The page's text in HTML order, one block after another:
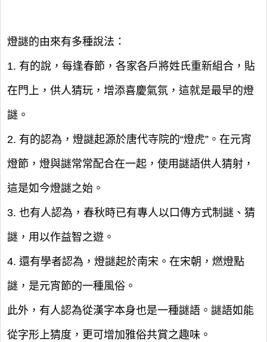
燈謎的由來有多種說法：
1. 有的說，每逢春節，各家各戶將姓氏重新組合，貼
在門上，供人猜玩，增添喜慶氣氛，這就是最早的燈
謎。
2. 有的認為，燈謎起源於唐代寺院的“燈虎”。在元宵
燈節，燈與謎常常配合在一起，使用謎語供人猜射，
這是如今燈謎之始。
3. 也有人認為，春秋時已有專人以口傳方式制謎、猜
謎，用以作益智之遊。
4. 還有學者認為，燈謎起於南宋。在宋朝，燃燈點
謎，是元宵節的一種風俗。
此外，有人認為從漢字本身也是一種謎語。謎語如能
從字形上猜度，更可增加雅俗共賞之趣味。